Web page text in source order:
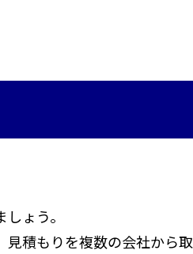
ょう。
積もりを複数の会社から